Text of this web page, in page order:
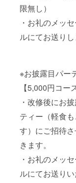
限無し）
・お礼のメッ
ルにてお送りし
※お披露目パー
【5,000円コー
・改修後にお
ティー（軽食
す）にご招待
きます。
・お礼のメッ
ルにてお送りい